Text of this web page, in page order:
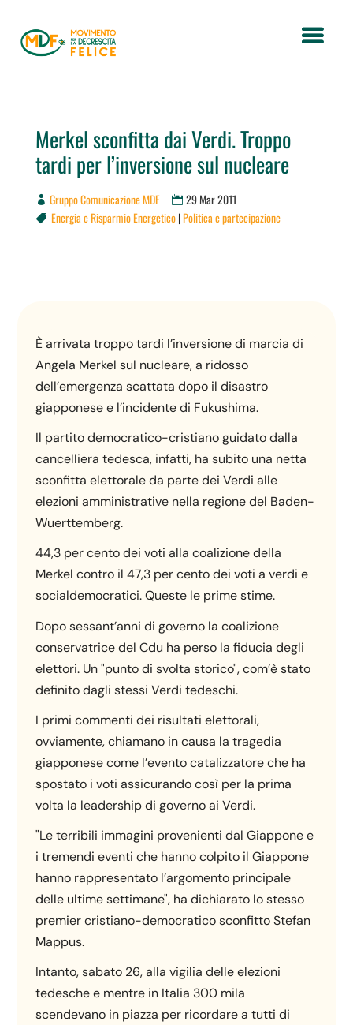
Merkel sconfitta dai Verdi. Troppo
tardi per l’inversione sul nucleare
Gruppo Comunicazione MDF 29 Mar 2011
 Energia e Risparmio Energetico|Politica e partecipazione
È arrivata troppo tardi l’inversione di marcia di
Angela Merkel sul nucleare, a ridosso
dell’emergenza scattata dopo il disastro
giapponese e l’incidente di Fukushima.
Il partito democratico-cristiano guidato dalla
cancelliera tedesca, infatti, ha subito una netta
sconfitta elettorale da parte dei Verdi alle
elezioni amministrative nella regione del Baden-
Wuerttemberg.
44,3 per cento dei voti alla coalizione della
Merkel contro il 47,3 per cento dei voti a verdi e
socialdemocratici. Queste le prime stime.
Dopo sessant’anni di governo la coalizione
conservatrice del Cdu ha perso la fiducia degli
elettori. Un "punto di svolta storico", com’è stato
definito dagli stessi Verdi tedeschi.
I primi commenti dei risultati elettorali,
ovviamente, chiamano in causa la tragedia
giapponese come l’evento catalizzatore che ha
spostato i voti assicurando così per la prima
volta la leadership di governo ai Verdi.
"Le terribili immagini provenienti dal Giappone e
i tremendi eventi che hanno colpito il Giappone
hanno rappresentato l’argomento principale
delle ultime settimane", ha dichiarato lo stesso
premier cristiano-democratico sconfitto Stefan
Mappus.
Intanto, sabato 26, alla vigilia delle elezioni
tedesche e mentre in Italia 300 mila
scendevano in piazza per ricordare a tutti di